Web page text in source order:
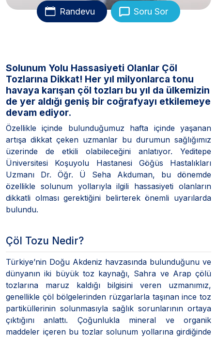
Randevu Soru Sor
Solunum Yolu Hassasiyeti Olanlar Çöl
Tozlarına Dikkat! Her yıl milyonlarca tonu
havaya karışan çöl tozları bu yıl da ülkemizin
de yer aldığı geniş bir coğrafyayı etkilemeye
devam ediyor.
Özellikle içinde bulunduğumuz hafta içinde yaşanan
artışa dikkat çeken uzmanlar bu durumun sağlığımız
üzerinde de etkili olabileceğini anlatıyor. Yeditepe
Üniversitesi Koşuyolu Hastanesi Göğüs Hastalıkları
Uzmanı Dr. Öğr. Ü Seha Akduman, bu dönemde
özellikle solunum yollarıyla ilgili hassasiyeti olanların
dikkatli olması gerektiğini belirterek önemli uyarılarda
bulundu.
Çöl Tozu Nedir?
Türkiye’nin Doğu Akdeniz havzasında bulunduğunu ve
dünyanın iki büyük toz kaynağı, Sahra ve Arap çölü
tozlarına maruz kaldığı bilgisini veren uzmanımız,
genellikle çöl bölgelerinden rüzgarlarla taşınan ince toz
partiküllerinin solunmasıyla sağlık sorunlarının ortaya
çıktığını anlattı. Çoğunlukla mineral ve organik
maddeler içeren bu tozlar solunum yollarına girdiğinde